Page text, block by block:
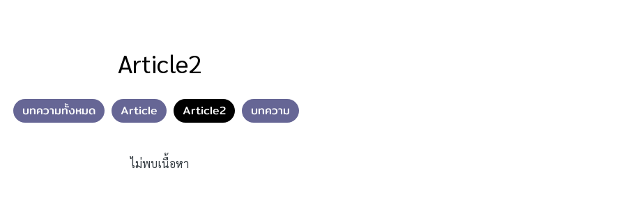
Article2
บทความทั้งหมด Article Article2 บทความ
ไม่พบเนื้อหา